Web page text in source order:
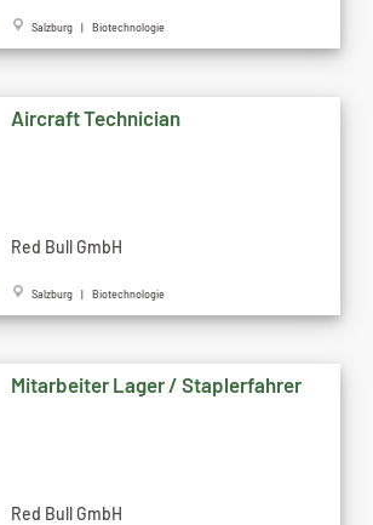
Salzburg | Biotechnologie
Aircraft Technician
Red Bull GmbH
Salzburg | Biotechnologie
Mitarbeiter Lager / Staplerfahrer
Red Bull GmbH